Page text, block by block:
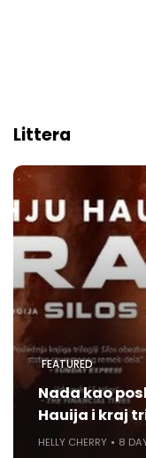
Littera
FEATURED
Nada kao
Hauija i kraj
HELLY CHERRY 8